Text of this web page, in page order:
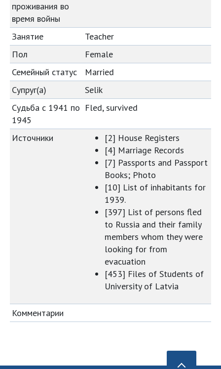
проживания во
время войны
Занятие
Teacher
Пол
Female
Семейный статус
Married
Супруг(а)
Selik
Судьба с 1941 по
1945
Fled, survived
Источники
[2] House Registers
[4] Marriage Records
[7] Passports and Passport
Books; Photo
[10] List of inhabitants for
1939.
[397] List of persons fled
to Russia and their family
members whom they were
looking for from
evacuation
[453] Files of Students of
University of Latvia
Комментарии